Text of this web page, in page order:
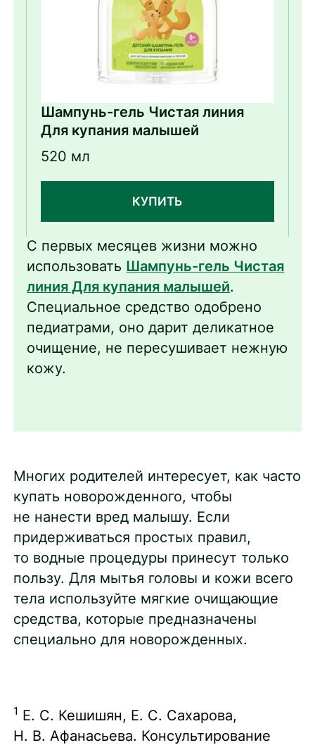
Шампунь-гель Чистая линия
Для купания малышей
520 мл
КУПИТЬ
С первых месяцев жизни можно
использовать Шампунь-гель Чистая
линия Для купания малышей.
Специальное средство одобрено
педиатрами, оно дарит деликатное
очищение, не пересушивает нежную
кожу.
Многих родителей интересует, как часто
купать новорожденного, чтобы
не нанести вред малышу. Если
придерживаться простых правил,
то водные процедуры принесут только
пользу. Для мытья головы и кожи всего
тела используйте мягкие очищающие
средства, которые предназначены
специально для новорожденных.
1 Е. С. Кешишян, Е. С. Сахарова,
Н. В. Афанасьева. Консультирование